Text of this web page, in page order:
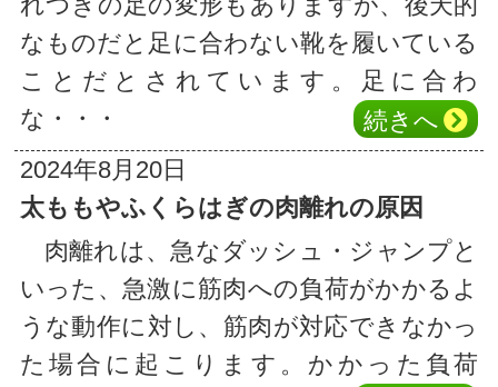
なものだと足に合わない靴を履いている
ことだとされています。足に合わ
な・・・
続き へ
2024年8月20日
太ももやふくらはぎの肉離れの原因
肉離れは、急なダッシュ・ジャンプと
いった、急激に筋肉への負荷がかかるよ
うな動作に対し、筋肉が対応できなかっ
た場合に起こります。かかった負荷